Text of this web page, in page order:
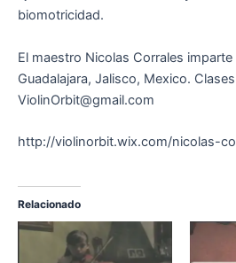
biomotricidad.
El maestro Nicolas Corrales
Guadalajara, Jalisco, Mexico.
ViolinOrbit@gmail.com
http://violinorbit.wix.com/nicolas-
Relacionado